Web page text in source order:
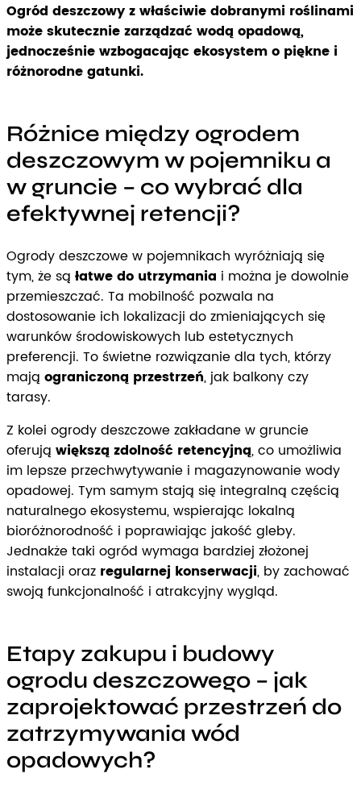
Ogród deszczowy z właściwie dobranymi roślinami
może skutecznie zarządzać wodą opadową,
jednocześnie wzbogacając ekosystem o piękne i
różnorodne gatunki.
Różnice między ogrodem
deszczowym w pojemniku a
w gruncie – co wybrać dla
efektywnej retencji?
Ogrody deszczowe w pojemnikach wyróżniają się
tym, że są łatwe do utrzymania i można je dowolnie
przemieszczać. Ta mobilność pozwala na
dostosowanie ich lokalizacji do zmieniających się
warunków środowiskowych lub estetycznych
preferencji. To świetne rozwiązanie dla tych, którzy
mają ograniczoną przestrzeń, jak balkony czy
tarasy.
Z kolei ogrody deszczowe zakładane w gruncie
oferują większą zdolność retencyjną, co umożliwia
im lepsze przechwytywanie i magazynowanie wody
opadowej. Tym samym stają się integralną częścią
naturalnego ekosystemu, wspierając lokalną
bioróżnorodność i poprawiając jakość gleby.
Jednakże taki ogród wymaga bardziej złożonej
instalacji oraz regularnej konserwacji, by zachować
swoją funkcjonalność i atrakcyjny wygląd.
Etapy zakupu i budowy
ogrodu deszczowego – jak
zaprojektować przestrzeń do
zatrzymywania wód
opadowych?